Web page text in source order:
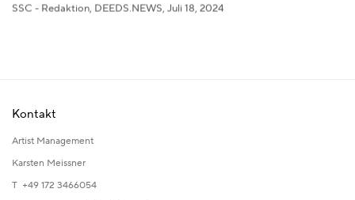
SSC - Redaktion, DEEDS.NEWS, Juli 18, 2024
Kontakt
Artist Management
Karsten Meissner
T +49 172 3466054